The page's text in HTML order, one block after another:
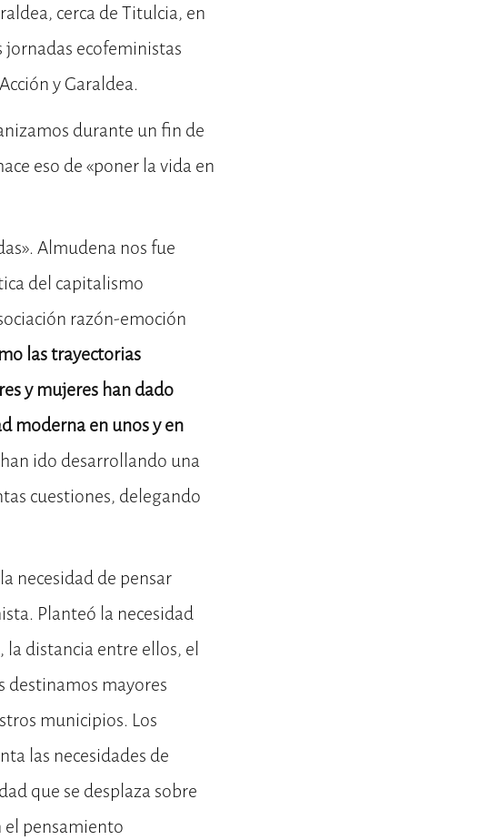
cerca de Titulcia, en
jornadas ecofeministas
y Garaldea.
durante un fin de
eso de «poner la vida en
Almudena nos fue
del capitalismo
razón-emoción
las trayectorias
y mujeres han dado
moderna en unos y en
ido desarrollando una
cuestiones, delegando
necesidad de pensar
Planteó la necesidad
distancia entre ellos, el
destinamos mayores
municipios. Los
las necesidades de
que se desplaza sobre
el pensamiento